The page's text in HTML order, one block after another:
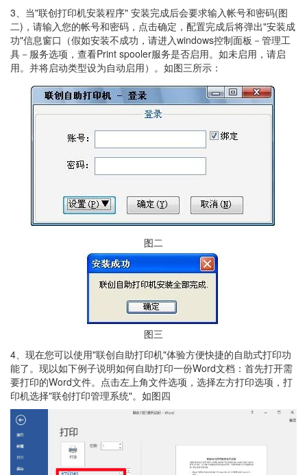
3、当"联创打印机安装程序" 安装完成后会要求输入帐号和密码(图
二)，请输入您的帐号和密码，点击确定，配置完成后将弹出"安装成
功"信息窗口（假如安装不成功，请进入windows控制面板－管理工
具－服务选项，查看Print spooler服务是否启用。如未启用，请启
用。并将启动类型设为自动启用）。如图三所示：
图二
图三
4、现在您可以使用"联创自助打印机"体验方便快捷的自助式打印功
能了。现以如下例子说明如何自助打印一份Word文档：首先打开需
要打印的Word文件。点击左上角文件选项，选择左方打印选项，打
印机选择"联创打印管理系统"。如图四